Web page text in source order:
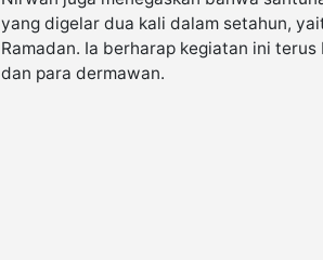
yang digelar dua kali dalam setahun,
Ramadan. Ia berharap kegiatan ini
dan para dermawan.